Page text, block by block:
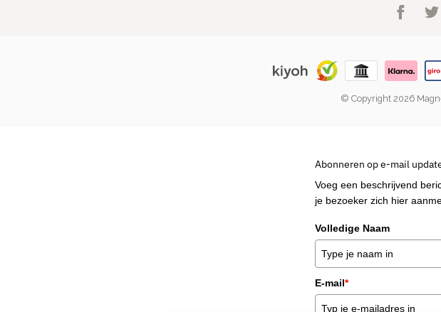
© Copyright 2026
Abonneren op e-mail
Voeg een beschrijvend
je bezoeker zich hier
Volledige Naam
E-mail*